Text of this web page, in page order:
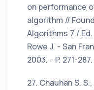
on performance
algorithm //
Algorithms 7 / Ed.
Rowe J. - San
2003. - P. 271-287.
27. Chauhan S.